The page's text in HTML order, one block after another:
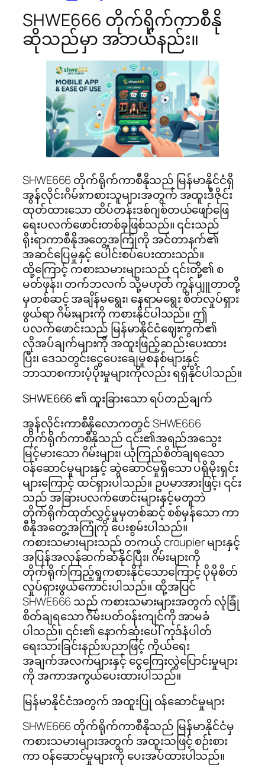
SHWE666 တိုက်ရိုက်ကာစီနို
ဆိုသည်မှာ အဘယ်နည်း။
SHWE666 တိုက်ရိုက်ကာစီနိုသည် မြန်မာနိုင်ငံရှိ
အွန်လိုင်းဂိမ်းကစားသူများအတွက် အထူးဒီဇိုင်း
ထုတ်ထားသော ထိပ်တန်းဒစ်ဂျစ်တယ်ဖျော်ဖြေ
ရေးပလက်ဖောင်းတစ်ခုဖြစ်သည်။ ၎င်းသည်
ရိုးရာကာစီနိုအတွေ့အကြုံကို အင်တာနက်၏
အဆင်ပြေမှုနှင့် ပေါင်းစပ်ပေးထားသည်။
ထို့ကြောင့် ကစားသမားများသည် ၎င်းတို့၏ စ
မတ်ဖုန်း၊ တက်ဘလက် သို့မဟုတ် ကွန်ပျူတာတို့
မှတစ်ဆင့် အချိန်မရွေး၊ နေရာမရွေး စိတ်လှုပ်ရှား
ဖွယ်ရာ ဂိမ်းများကို ကစားနိုင်ပါသည်။ ဤ
ပလက်ဖောင်းသည် မြန်မာနိုင်ငံဈေးကွက်၏
လိုအပ်ချက်များကို အထူးဖြည့်ဆည်းပေးထား
ပြီး၊ ဒေသတွင်းငွေပေးချေမှုစနစ်များနှင့်
ဘာသာစကားပံ့ပိုးမှုများကိုလည်း ရရှိနိုင်ပါသည်။
SHWE666 ၏ ထူးခြားသော ရပ်တည်ချက်
အွန်လိုင်းကာစီနိုလောကတွင် SHWE666
တိုက်ရိုက်ကာစီနိုသည် ၎င်း၏အရည်အသွေး
မြင့်မားသော ဂိမ်းများ၊ ယုံကြည်စိတ်ချရသော
ဝန်ဆောင်မှုများနှင့် ဆွဲဆောင်မှုရှိသော ပရိုမိုးရှင်း
များကြောင့် ထင်ရှားပါသည်။ ဥပမာအားဖြင့်၊ ၎င်း
သည် အခြားပလက်ဖောင်းများနှင့်မတူဘဲ
တိုက်ရိုက်ထုတ်လွှင့်မှုမှတစ်ဆင့် စစ်မှန်သော ကာ
စီနိုအတွေ့အကြုံကို ပေးစွမ်းပါသည်။
ကစားသမားများသည် တကယ့် croupier များနှင့်
အပြန်အလှန်ဆက်ဆံနိုင်ပြီး၊ ဂိမ်းများကို
တိုက်ရိုက်ကြည့်ရှုကစားနိုင်သောကြောင့် ပိုမိုစိတ်
လှုပ်ရှားဖွယ်ကောင်းပါသည်။ ထို့အပြင်
SHWE666 သည် ကစားသမားများအတွက် လုံခြုံ
စိတ်ချရသော ဂိမ်းပတ်ဝန်းကျင်ကို အာမခံ
ပါသည်။ ၎င်း၏ နောက်ဆုံးပေါ် ကုဒ်နံပါတ်
ရေးသားခြင်းနည်းပညာဖြင့် ကိုယ်ရေး
အချက်အလက်များနှင့် ငွေကြေးလွှဲပြောင်းမှုများ
ကို အကာအကွယ်ပေးထားပါသည်။
မြန်မာနိုင်ငံအတွက် အထူးပြု ဝန်ဆောင်မှုများ
SHWE666 တိုက်ရိုက်ကာစီနိုသည် မြန်မာနိုင်ငံမှ
ကစားသမားများအတွက် အထူးသဖြင့် စဉ်းစား
ကာ ဝန်ဆောင်မှုများကို ပေးအပ်ထားပါသည်။